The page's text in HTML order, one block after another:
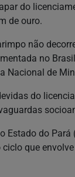
do
de ouro.
não
no
Nacional de
do
do
que